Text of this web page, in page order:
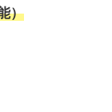
）